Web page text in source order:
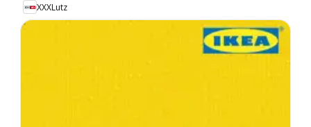
XXXLutz